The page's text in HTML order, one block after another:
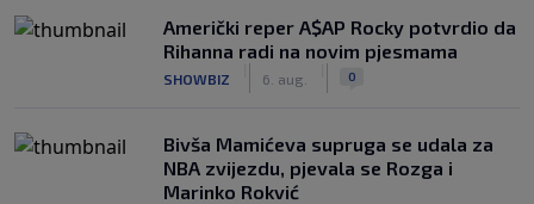
Američki reper A$AP Rocky potvrdio da
Rihanna radi na novim pjesmama
SHOWBIZ 6. aug. 0
Bivša Mamićeva supruga se udala za
NBA zvijezdu, pjevala se Rozga i
Marinko Rokvić